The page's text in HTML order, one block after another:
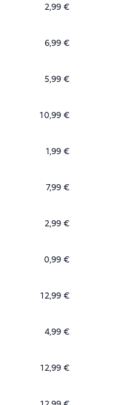
2,99 €
6,99 €
5,99 €
10,99 €
1,99 €
7,99 €
2,99 €
0,99 €
12,99 €
4,99 €
12,99 €